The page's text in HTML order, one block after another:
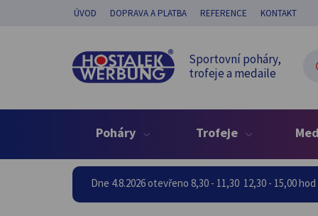
ÚVOD DOPRAVA A PLATBA REFERENCE KONTAKT
Sportovní poháry,
trofeje a medaile
Poháry Trofeje
Dne 4.8.2026 otevřeno 8,30 - 11,30 12,30 - 15,00